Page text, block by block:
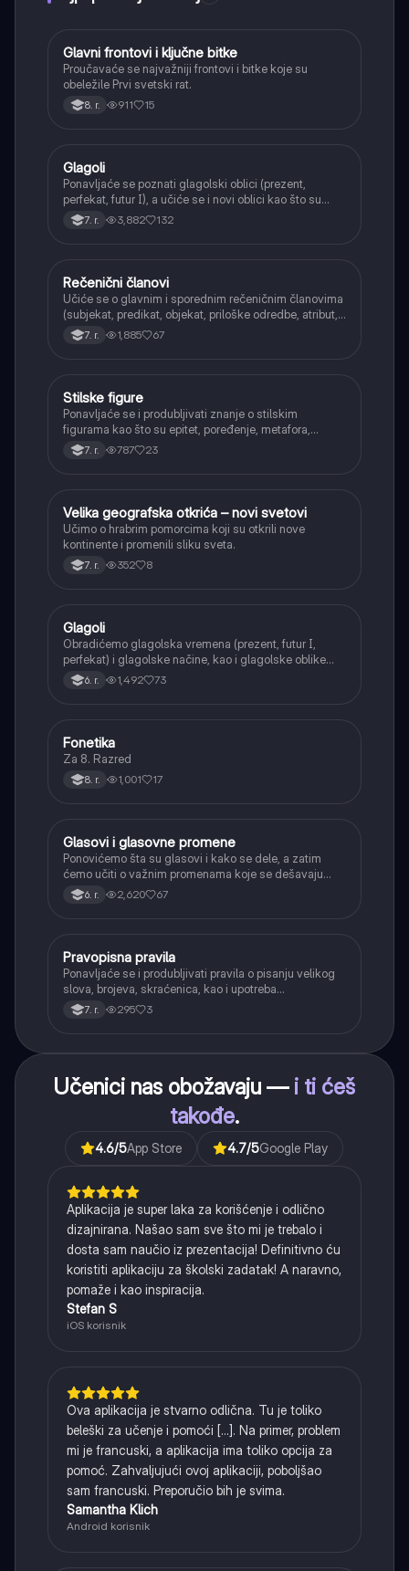
Istorija
Glavni frontovi i ključne bitke
Proučavaće se najvažniji frontovi i bitke koje su
obeležile Prvi svetski rat.
8. r. 911 15
Srpski jezik
Glagoli
Ponavljaće se poznati glagolski oblici (prezent,
perfekat, futur I), a učiće se i novi oblici kao što su
aorist, imperfekat, pluskvamperfekat, futur II, kao i
glagolski prilozi i pridevi.
7. r. 3,882 132
Srpski jezik
Rečenični članovi
Učiće se o glavnim i sporednim rečeničnim članovima
(subjekat, predikat, objekat, priloške odredbe, atribut,
apozicija) i njihovoj funkciji.
7. r. 1,885 67
Srpski jezik
Stilske figure
Ponavljaće se i produbljivati znanje o stilskim
figurama kao što su epitet, poređenje, metafora,
personifikacija, hiperbola, onomatopeja, aliteracija i
asonanca, razumevajući njihovu ulogu u tekstu.
7. r. 787 23
Istorija
Velika geografska otkrića – novi svetovi
Učimo o hrabrim pomorcima koji su otkrili nove
kontinente i promenili sliku sveta.
7. r. 352 8
Srpski jezik
Glagoli
Obradićemo glagolska vremena (prezent, futur I,
perfekat) i glagolske načine, kao i glagolske oblike
(infinitiv, glagolski pridevi i prilozi) i glagolski vid
(svršeni i nesvršeni).
6. r. 1,492 73
Srpski jezik
Fonetika
Za 8. Razred
8. r. 1,001 17
Srpski jezik
Glasovi i glasovne promene
Ponovićemo šta su glasovi i kako se dele, a zatim
ćemo učiti o važnim promenama koje se dešavaju
kada se glasovi nađu jedan pored drugog u rečima
(npr. jednačenje suglasnika po zvučnosti i mestu
6. r. 2,620 67
Srpski jezik
Pravopisna pravila
Ponavljaće se i produbljivati pravila o pisanju velikog
slova, brojeva, skraćenica, kao i upotreba
interpunkcije, sa posebnim fokusom na zarez u
složenoj rečenici.
7. r. 295 3
Učenici nas obožavaju — i ti ćeš
takođe.
4.6/5App Store 4.7/5Google Play
Aplikacija je super laka za korišćenje i odlično
dizajnirana. Našao sam sve što mi je trebalo i
dosta sam naučio iz prezentacija! Definitivno ću
koristiti aplikaciju za školski zadatak! A naravno,
pomaže i kao inspiracija.
Stefan S
iOS korisnik
Ova aplikacija je stvarno odlična. Tu je toliko
beleški za učenje i pomoći [...]. Na primer, problem
mi je francuski, a aplikacija ima toliko opcija za
pomoć. Zahvaljujući ovoj aplikaciji, poboljšao
sam francuski. Preporučio bih je svima.
Samantha Klich
Android korisnik